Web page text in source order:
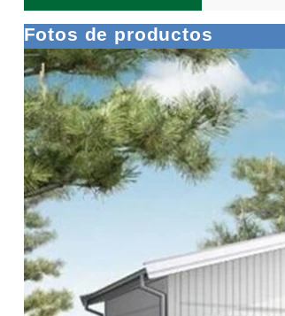
2026-04-23 09:09:53
Shandong Quality Integrated House Co., Ltd.
suministra tres prácticos sistemas de
construcción basados ​​en acero: casa
contenedor modular, edificio con estructura de
acero prefabricada y casa con estructura de
acero liviano, cada uno diseñado para una
producción eficiente, un montaje sencillo y una
reutilización adaptable en proyectos
residenciales, comerciales y de emergencia.
Fotos de productos